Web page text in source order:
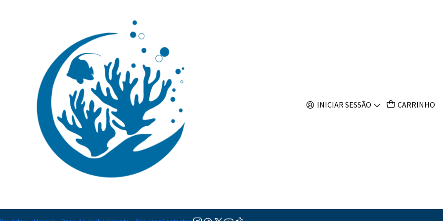
INICIAR SESSÃO CARRINHO
Amblyleotris Wheeleri
TAMANHO
Adicionar à lista de favoritos
Mostrar stock das localizações
Nível de Cuidados:Iniciante